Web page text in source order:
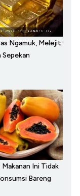
Ngamuk, Melejit
Sepekan
Ini Tidak
Bareng